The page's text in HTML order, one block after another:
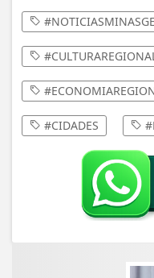
#CIDADES